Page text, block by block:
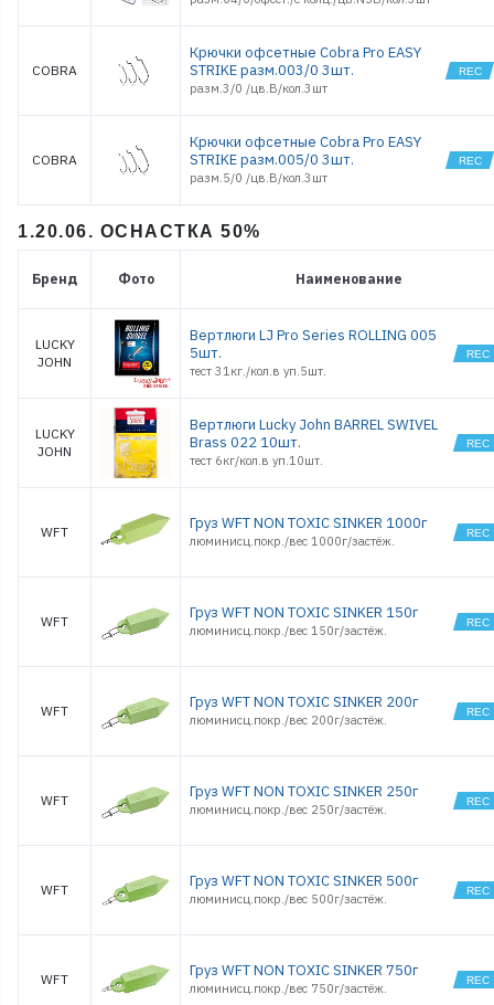
COBRA
Крючки офсетные Cobra Pro EASY
STRIKE разм.003/0 3шт.
разм.3/0 /цв.B/кол.3шт
COBRA
Крючки офсетные Cobra Pro EASY
STRIKE разм.005/0 3шт.
разм.5/0 /цв.B/кол.3шт
1.20.06. ОСНАСТКА 50%
Бренд Фото Наименование
LUCKY
JOHN
Вертлюги LJ Pro Series ROLLING 005
5шт.
тест 31кг./кол.в уп.5шт.
LUCKY
JOHN
Вертлюги Lucky John BARREL SWIVEL
Brass 022 10шт.
тест 6кг/кол.в уп.10шт.
WFT Груз WFT NON TOXIC SINKER 1000г
люминисц.покр./вес 1000г/застёж.
WFT Груз WFT NON TOXIC SINKER 150г
люминисц.покр./вес 150г/застёж.
WFT Груз WFT NON TOXIC SINKER 200г
люминисц.покр./вес 200г/застёж.
WFT Груз WFT NON TOXIC SINKER 250г
люминисц.покр./вес 250г/застёж.
WFT Груз WFT NON TOXIC SINKER 500г
люминисц.покр./вес 500г/застёж.
WFT Груз WFT NON TOXIC SINKER 750г
люминисц.покр./вес 750г/застёж.